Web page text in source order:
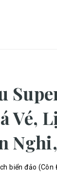
Vé,
biển đảo (Côn